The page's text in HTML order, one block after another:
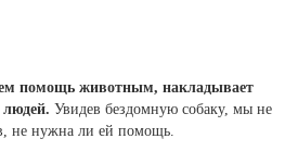
помощь животным, накладывает
людей. Увидев бездомную собаку, мы не
не нужна ли ей помощь.